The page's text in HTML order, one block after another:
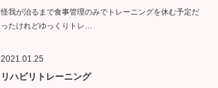
怪我が治るまで食事管理のみでトレーニングを休む予定だ
ったけれどゆっくりトレ…
2021.01.25
リハビリトレーニング